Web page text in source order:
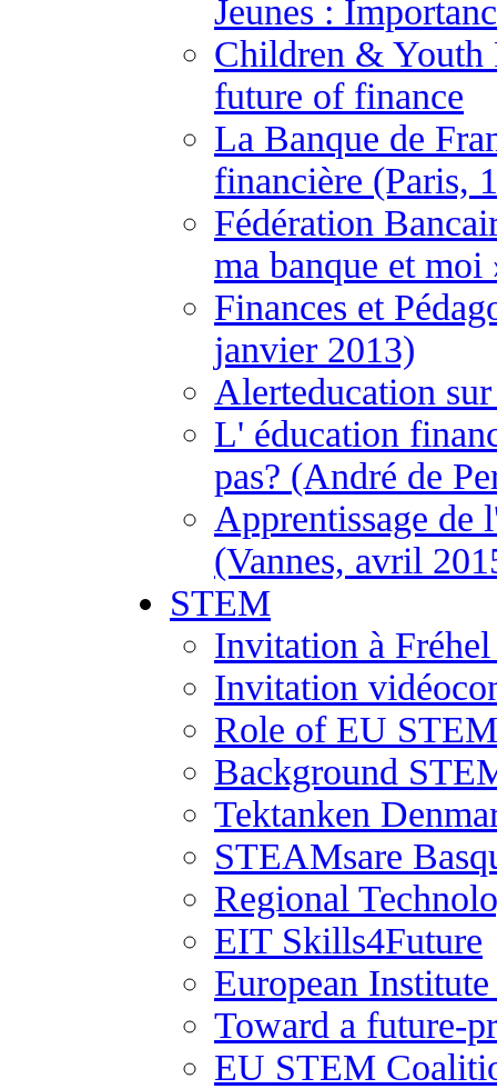
Jeunes :
Children & Youth
future of finance
La Banque de
financière (Paris,
Fédération
ma banque et moi
Finances et
janvier 2013)
Alerteducation
L' éducation
pas? (André de
Apprentissage de
(Vannes, avril
STEM
Invitation à
Invitation
Role of EU
Background
Tektanken
STEAMsare
Regional
EIT Skills4Future
European
Toward a future-
EU STEM